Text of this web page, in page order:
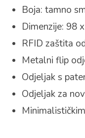
Boja: tamno
Dimenzije: 98
RFID zaštita
Metalni flip
Odjeljak s
Odjeljak za